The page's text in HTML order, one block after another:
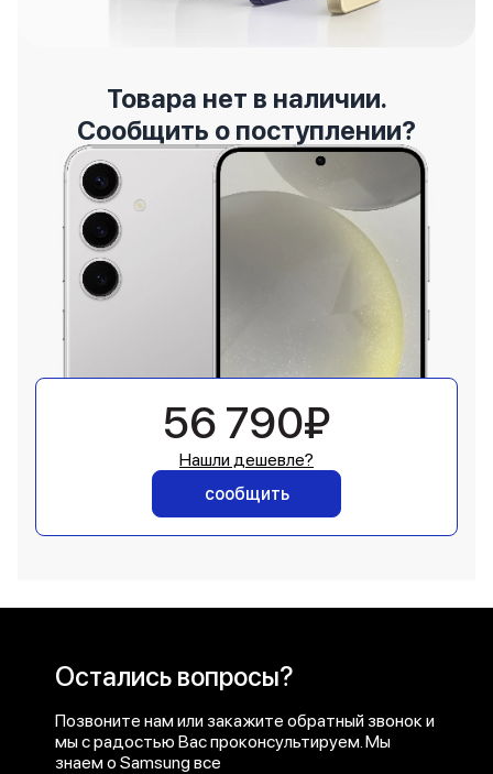
Товара нет в наличии.
Сообщить о поступлении?
56 790₽
Нашли дешевле?
сообщить
Остались вопросы?
Позвоните нам или закажите обратный звонок и
мы с радостью Вас проконсультируем. Мы
знаем о Samsung все